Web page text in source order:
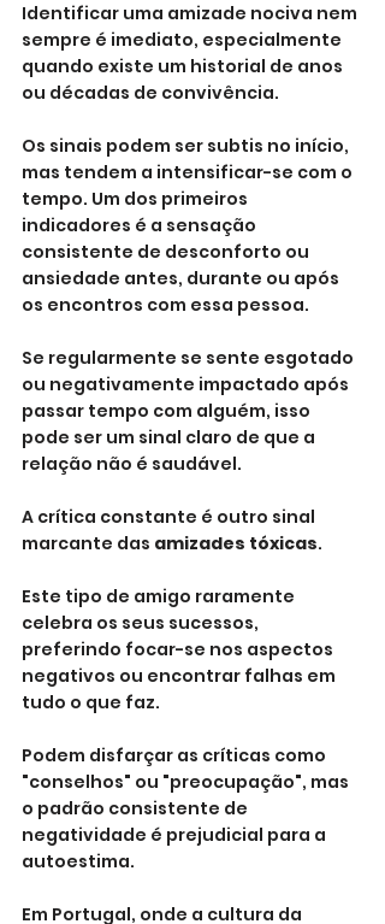
Identificar uma amizade nociva nem
sempre é imediato, especialmente
quando existe um historial de anos
ou décadas de convivência.
Os sinais podem ser subtis no início,
mas tendem a intensificar-se com o
tempo. Um dos primeiros
indicadores é a sensação
consistente de desconforto ou
ansiedade antes, durante ou após
os encontros com essa pessoa.
Se regularmente se sente esgotado
ou negativamente impactado após
passar tempo com alguém, isso
pode ser um sinal claro de que a
relação não é saudável.
A crítica constante é outro sinal
marcante das amizades tóxicas.
Este tipo de amigo raramente
celebra os seus sucessos,
preferindo focar-se nos aspectos
negativos ou encontrar falhas em
tudo o que faz.
Podem disfarçar as críticas como
"conselhos" ou "preocupação", mas
o padrão consistente de
negatividade é prejudicial para a
autoestima.
Em Portugal, onde a cultura da